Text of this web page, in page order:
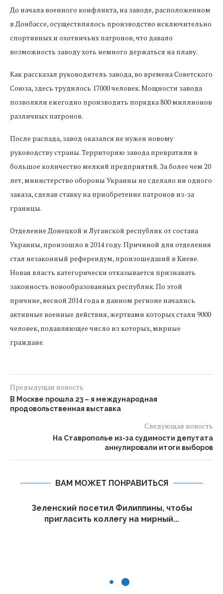
До начала военного конфликта, на заводе, расположенном
в Донбассе, осуществлялось производство исключительно
спортивных и охотничьих патронов, что давало
возможность заводу хоть немного держаться на плаву.
Как рассказал руководитель завода, во времена Советского
Союза, здесь трудилось 17000 человек. Мощности завода
позволяли ежегодно производить порядка 800 миллионов
различных патронов.
После распада, завод оказался не нужен новому
руководству страны. Территорию завода превратили в
большое количество мелкий предприятий. За более чем 20
лет, министерство обороны Украины не сделало ни одного
заказа, сделав ставку на приобретение патронов из-за
границы.
Отделение Донецкой и Луганской республик от состава
Украины, произошло в 2014 году. Причиной для отделения
стал незаконный референдум, произошедший в Киеве.
Новая власть категорически отказывается признавать
законность новообразованных республик. По этой
причине, весной 2014 года в данном регионе начались
активные военные действия, жертвами которых стали 9000
человек, подавляющее число из которых, мирные
граждане.
Предыдущая новость
В Москве прошла 23 – я международная
продовольственная выставка
Следующая новость
На Ставрополье из-за судимости депутата
аннулировали итоги выборов
ВАМ МОЖЕТ ПОНРАВИТЬСЯ
Зеленский посетил Филиппины, чтобы
пригласить коллегу на мирный...